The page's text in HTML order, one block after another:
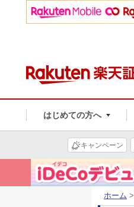
はじめての方へ
キャンペーン
ホーム >